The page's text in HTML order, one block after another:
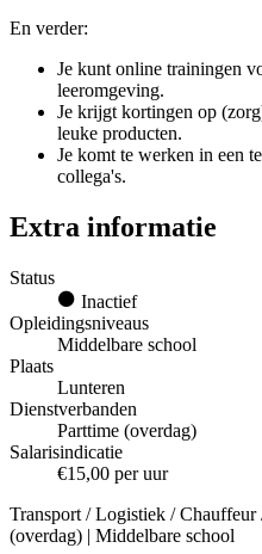
En verder:
Je kunt online trainingen
leeromgeving.
Je krijgt kortingen op
leuke producten.
Je komt te werken in een
collega's.
Extra informatie
Status
Inactief
Opleidingsniveaus
Middelbare school
Plaats
Lunteren
Dienstverbanden
Parttime (overdag)
Salarisindicatie
€15,00 per uur
Transport / Logistiek / Chauffeur
(overdag) | Middelbare school